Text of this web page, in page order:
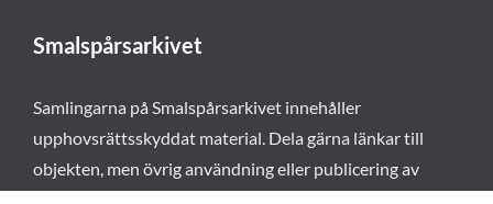
Smalspårsarkivet
Samlingarna på Smalspårsarkivet innehåller
upphovsrättsskyddat material. Dela gärna länkar till
objekten, men övrig användning eller publicering av